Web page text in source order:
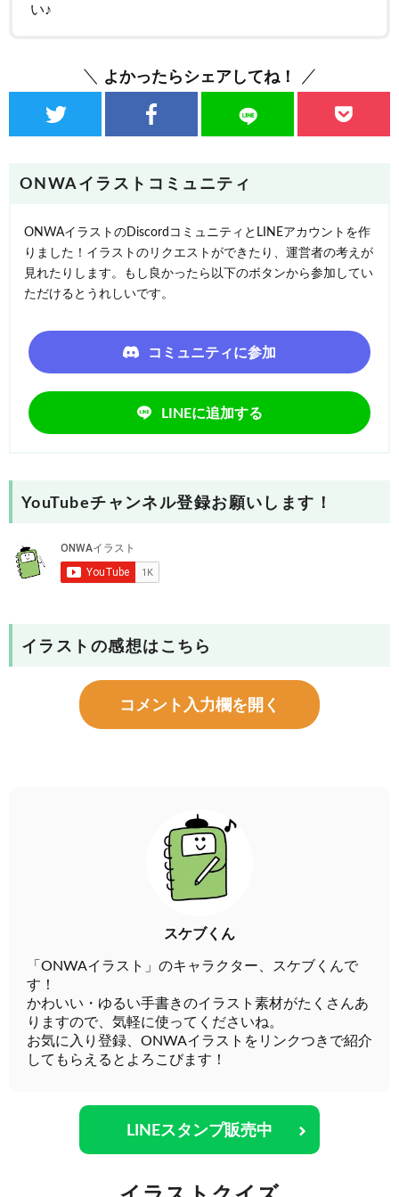
い♪
よかったらシェアしてね！
ONWAイラストコミュニティ
ONWAイラストのDiscordコミュニティとLINEアカウントを作
りました！イラストのリクエストができたり、運営者の考えが
見れたりします。もし良かったら以下のボタンから参加してい
ただけるとうれしいです。
コミュニティに参加
LINEに追加する
YouTubeチャンネル登録お願いします！
イラストの感想はこちら
コメント入力欄を開く
スケブくん
「ONWAイラスト」のキャラクター、スケブくんで
す！
かわいい・ゆるい手書きのイラスト素材がたくさんあ
りますので、気軽に使ってくださいね。
お気に入り登録、ONWAイラストをリンクつきで紹介
してもらえるとよろこびます！
LINEスタンプ販売中